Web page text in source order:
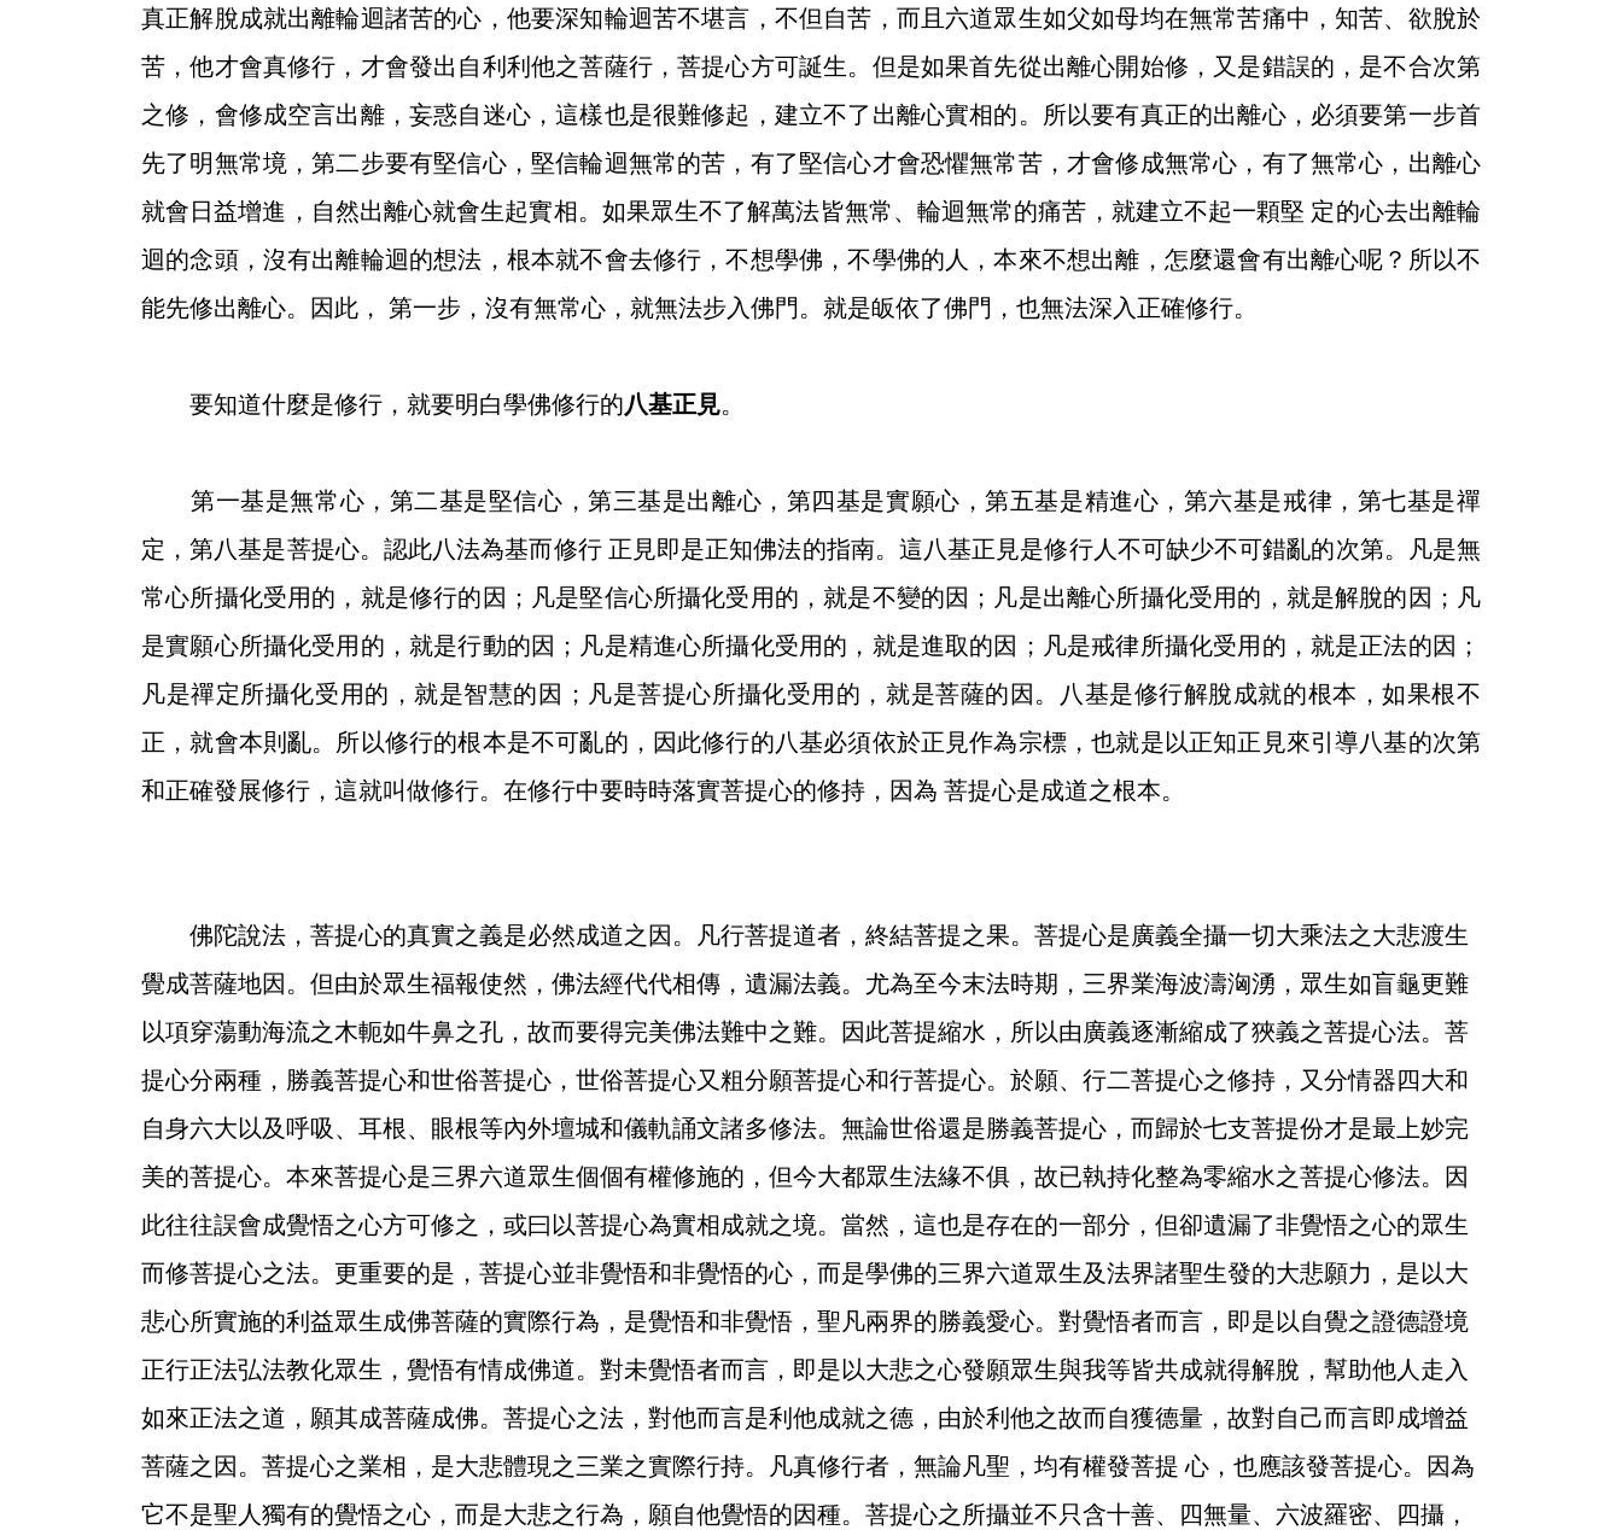
真正解脫成就出離輪迴諸苦的心，他要深知輪迴苦不堪言，不但自苦，而且六道眾生如父如母均在無常苦痛中，知苦、欲脫於
苦，他才會真修行，才會發出自利利他之菩薩行，菩提心方可誕生。但是如果首先從出離心開始修，又是錯誤的，是不合次第
之修，會修成空言出離，妄惑自迷心，這樣也是很難修起，建立不了出離心實相的。所以要有真正的出離心，必須要第一步首
先了明無常境，第二步要有堅信心，堅信輪迴無常的苦，有了堅信心才會恐懼無常苦，才會修成無常心，有了無常心，出離心
就會日益增進，自然出離心就會生起實相。如果眾生不了解萬法皆無常、輪迴無常的痛苦，就建立不起一顆堅 定的心去出離輪
迴的念頭，沒有出離輪迴的想法，根本就不會去修行，不想學佛，不學佛的人，本來不想出離，怎麼還會有出離心呢？所以不
能先修出離心。因此， 第一步，沒有無常心，就無法步入佛門。就是皈依了佛門，也無法深入正確修行。
要知道什麼是修行，就要明白學佛修行的八基正見。
第一基是無常心，第二基是堅信心，第三基是出離心，第四基是實願心，第五基是精進心，第六基是戒律，第七基是禪
定，第八基是菩提心。認此八法為基而修行 正見即是正知佛法的指南。這八基正見是修行人不可缺少不可錯亂的次第。凡是無
常心所攝化受用的，就是修行的因；凡是堅信心所攝化受用的，就是不變的因；凡是出離心所攝化受用的，就是解脫的因；凡
是實願心所攝化受用的，就是行動的因；凡是精進心所攝化受用的，就是進取的因；凡是戒律所攝化受用的，就是正法的因；
凡是禪定所攝化受用的，就是智慧的因；凡是菩提心所攝化受用的，就是菩薩的因。八基是修行解脫成就的根本，如果根不
正，就會本則亂。所以修行的根本是不可亂的，因此修行的八基必須依於正見作為宗標，也就是以正知正見來引導八基的次第
和正確發展修行，這就叫做修行。在修行中要時時落實菩提心的修持，因為 菩提心是成道之根本。
佛陀說法，菩提心的真實之義是必然成道之因。凡行菩提道者，終結菩提之果。菩提心是廣義全攝一切大乘法之大悲渡生
覺成菩薩地因。但由於眾生福報使然，佛法經代代相傳，遺漏法義。尤為至今末法時期，三界業海波濤洶湧，眾生如盲龜更難
以項穿蕩動海流之木軛如牛鼻之孔，故而要得完美佛法難中之難。因此菩提縮水，所以由廣義逐漸縮成了狹義之菩提心法。菩
提心分兩種，勝義菩提心和世俗菩提心，世俗菩提心又粗分願菩提心和行菩提心。於願、行二菩提心之修持，又分情器四大和
自身六大以及呼吸、耳根、眼根等內外壇城和儀軌誦文諸多修法。無論世俗還是勝義菩提心，而歸於七支菩提份才是最上妙完
美的菩提心。本來菩提心是三界六道眾生個個有權修施的，但今大都眾生法緣不俱，故已執持化整為零縮水之菩提心修法。因
此往往誤會成覺悟之心方可修之，或曰以菩提心為實相成就之境。當然，這也是存在的一部分，但卻遺漏了非覺悟之心的眾生
而修菩提心之法。更重要的是，菩提心並非覺悟和非覺悟的心，而是學佛的三界六道眾生及法界諸聖生發的大悲願力，是以大
悲心所實施的利益眾生成佛菩薩的實際行為，是覺悟和非覺悟，聖凡兩界的勝義愛心。對覺悟者而言，即是以自覺之證德證境
正行正法弘法教化眾生，覺悟有情成佛道。對未覺悟者而言，即是以大悲之心發願眾生與我等皆共成就得解脫，幫助他人走入
如來正法之道，願其成菩薩成佛。菩提心之法，對他而言是利他成就之德，由於利他之故而自獲德量，故對自己而言即成增益
菩薩之因。菩提心之業相，是大悲體現之三業之實際行持。凡真修行者，無論凡聖，均有權發菩提 心，也應該發菩提心。因為
它不是聖人獨有的覺悟之心，而是大悲之行為，願自他覺悟的因種。菩提心之所攝並不只含十善、四無量、六波羅密、四攝，